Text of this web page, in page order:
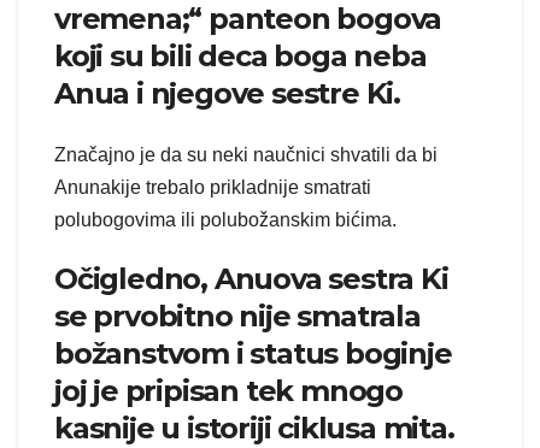
vremena;“ panteon bogova
koji su bili deca boga neba
Anua i njegove sestre Ki.
Značajno je da su neki naučnici shvatili da bi
Anunakije trebalo prikladnije smatrati
polubogovima ili polubožanskim bićima.
Očigledno, Anuova sestra Ki
se prvobitno nije smatrala
božanstvom i status boginje
joj je pripisan tek mnogo
kasnije u istoriji ciklusa mita.